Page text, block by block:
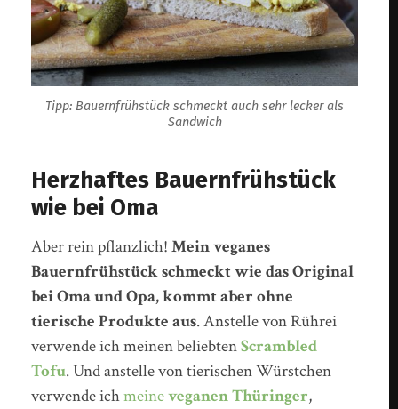
Tipp: Bauernfrühstück schmeckt auch sehr lecker als
Sandwich
Herzhaftes Bauernfrühstück
wie bei Oma
Aber rein pflanzlich!Mein veganes
Bauernfrühstück schmeckt wie das Original
bei Oma und Opa, kommt aber ohne
tierische Produkte aus. Anstelle von Rührei
verwende ich meinen beliebtenScrambled
Tofu. Und anstelle von tierischen Würstchen
verwende ichmeineveganen Thüringer,